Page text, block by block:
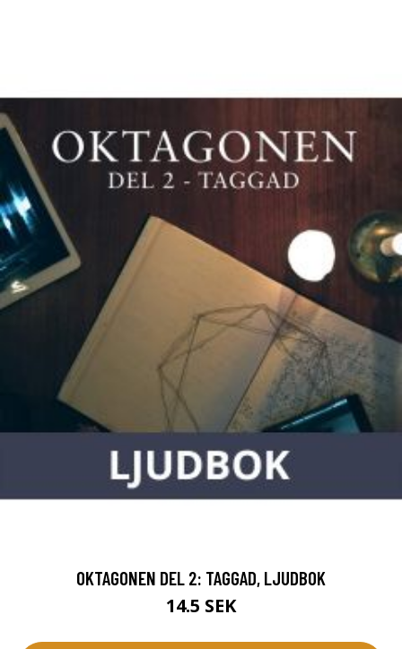
OKTAGONEN DEL 2: TAGGAD, LJUDBOK
14.5 SEK